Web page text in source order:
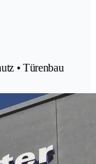
• Türenbau